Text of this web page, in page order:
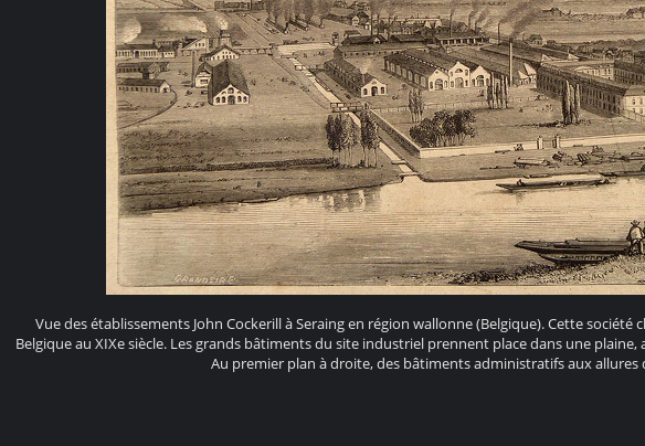
Vue des établissements John Cockerill à Seraing en région wallonne (Belgique). Cette
Belgique au XIXe siècle. Les grands bâtiments du site industriel prennent place dans une
Au premier plan à droite, des bâtiments administratifs aux